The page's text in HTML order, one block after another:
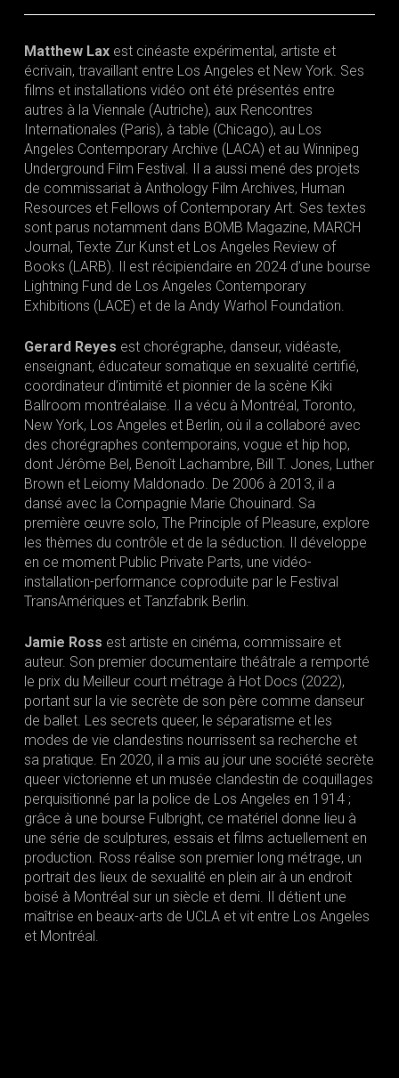
Matthew Lax est cinéaste expérimental, artiste et
écrivain, travaillant entre Los Angeles et New York. Ses
films et installations vidéo ont été présentés entre
autres à la Viennale (Autriche), aux Rencontres
Internationales (Paris), à table (Chicago), au Los
Angeles Contemporary Archive (LACA) et au Winnipeg
Underground Film Festival. Il a aussi mené des projets
de commissariat à Anthology Film Archives, Human
Resources et Fellows of Contemporary Art. Ses textes
sont parus notamment dans BOMB Magazine, MARCH
Journal, Texte Zur Kunst et Los Angeles Review of
Books (LARB). Il est récipiendaire en 2024 d’une bourse
Lightning Fund de Los Angeles Contemporary
Exhibitions (LACE) et de la Andy Warhol Foundation.
Gerard Reyes est chorégraphe, danseur, vidéaste,
enseignant, éducateur somatique en sexualité certifié,
coordinateur d’intimité et pionnier de la scène Kiki
Ballroom montréalaise. Il a vécu à Montréal, Toronto,
New York, Los Angeles et Berlin, où il a collaboré avec
des chorégraphes contemporains, vogue et hip hop,
dont Jérôme Bel, Benoît Lachambre, Bill T. Jones, Luther
Brown et Leiomy Maldonado. De 2006 à 2013, il a
dansé avec la Compagnie Marie Chouinard. Sa
première œuvre solo, The Principle of Pleasure, explore
les thèmes du contrôle et de la séduction. Il développe
en ce moment Public Private Parts, une vidéo-
installation-performance coproduite par le Festival
TransAmériques et Tanzfabrik Berlin.
Jamie Ross est artiste en cinéma, commissaire et
auteur. Son premier documentaire théâtrale a remporté
le prix du Meilleur court métrage à Hot Docs (2022),
portant sur la vie secrète de son père comme danseur
de ballet. Les secrets queer, le séparatisme et les
modes de vie clandestins nourrissent sa recherche et
sa pratique. En 2020, il a mis au jour une société secrète
queer victorienne et un musée clandestin de coquillages
perquisitionné par la police de Los Angeles en 1914 ;
grâce à une bourse Fulbright, ce matériel donne lieu à
une série de sculptures, essais et films actuellement en
production. Ross réalise son premier long métrage, un
portrait des lieux de sexualité en plein air à un endroit
boisé à Montréal sur un siècle et demi. Il détient une
maîtrise en beaux-arts de UCLA et vit entre Los Angeles
et Montréal.